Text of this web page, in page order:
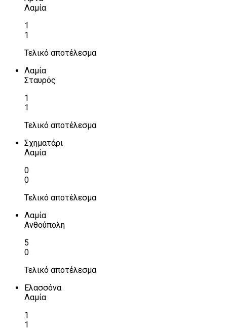
Λαμία
1
1
Τελικό αποτέλεσμα
Λαμία
Σταυρός
1
1
Τελικό αποτέλεσμα
Σχηματάρι
Λαμία
0
0
Τελικό αποτέλεσμα
Λαμία
Ανθούπολη
5
0
Τελικό αποτέλεσμα
Ελασσόνα
Λαμία
1
1